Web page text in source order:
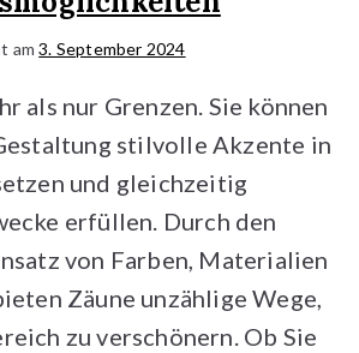
am3. September 2024
als nur Grenzen. Sie können
stilvolle Akzente in
und gleichzeitig
erfüllen. Durch den
von Farben, Materialien
Zäune unzählige Wege,
zu verschönern. Ob Sie